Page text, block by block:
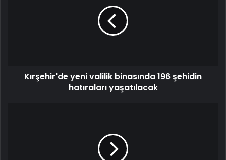
Kırşehir'de yeni valilik binasında 196 şehidin
hatıraları yaşatılacak